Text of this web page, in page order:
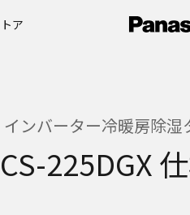
ア
インバーター冷暖房除
CS-225DGX